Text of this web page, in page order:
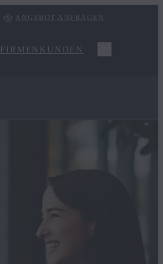
ANGEBOT ANFRAGEN
FIRMENKUNDEN